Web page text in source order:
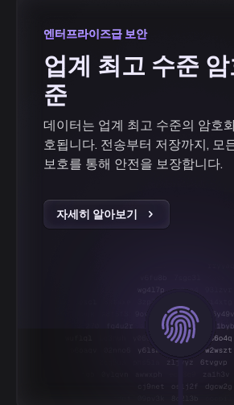
엔터프라이즈급 보안
엔터프라이즈급 보안
업계 최고 수준
준
데이터는 업계 최고 수준의 암호
호됩니다. 전송부터 저장까지, 모
보호를 통해 안전을 보장합니다.
자세히 알아보기